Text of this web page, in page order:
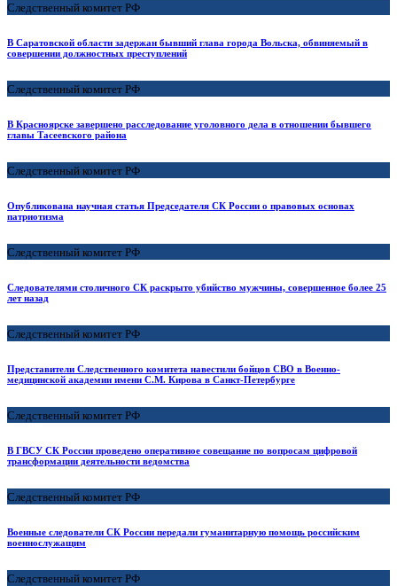
Следственный комитет РФ
В Саратовской области задержан бывший глава города Вольска, обвиняемый в
совершении должностных преступлений
Следственный комитет РФ
В Красноярске завершено расследование уголовного дела в отношении бывшего
главы Тасеевского района
Следственный комитет РФ
Опубликована научная статья Председателя СК России о правовых основах
патриотизма
Следственный комитет РФ
Следователями столичного СК раскрыто убийство мужчины, совершенное более 25
лет назад
Следственный комитет РФ
Представители Следственного комитета навестили бойцов СВО в Военно-
медицинской академии имени С.М. Кирова в Санкт-Петербурге
Следственный комитет РФ
В ГВСУ СК России проведено оперативное совещание по вопросам цифровой
трансформации деятельности ведомства
Следственный комитет РФ
Военные следователи СК России передали гуманитарную помощь российским
военнослужащим
Следственный комитет РФ